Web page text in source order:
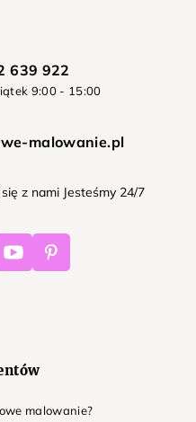
639 922
9:00 - 15:00
malowanie.pl
z nami Jesteśmy 24/7
Youtube Pinterest
malowanie?